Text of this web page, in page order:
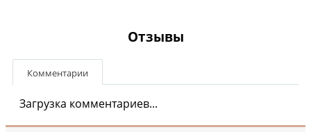
Отзывы
Комментарии
Загрузка комментариев...